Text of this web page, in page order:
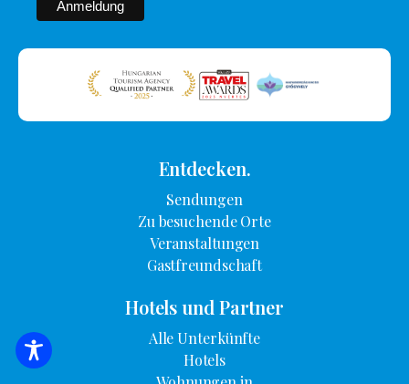
SUCHE NACH UNTERKUNFT
Entdecken.
Sendungen
Zu besuchende Orte
Veranstaltungen
Gastfreundschaft
Hotels und Partner
Alle Unterkünfte
Hotels